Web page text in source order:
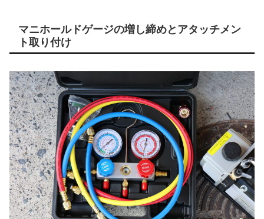
マニホールドゲージの増し締めとアタッチメン
ト取り付け